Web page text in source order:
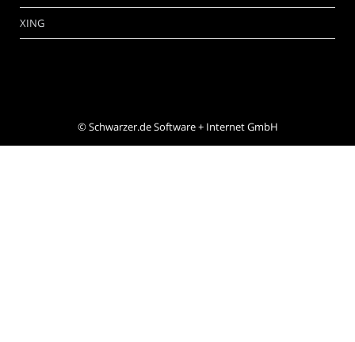
XING
©Schwarzer.de Software + Internet GmbH